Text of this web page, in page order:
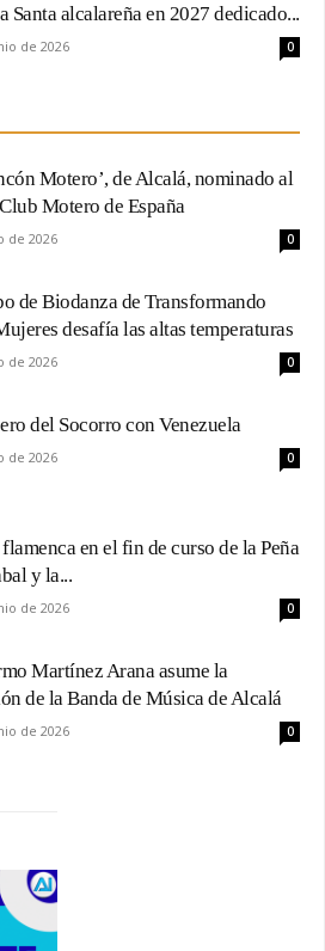
Santa alcalareña en 2027 dedicado...
de 2026 0
Motero’, de Alcalá, nominado al
Motero de España
de 2026 0
de Biodanza de Transformando
desafía las altas temperaturas
de 2026 0
del Socorro con Venezuela
de 2026 0
en el fin de curso de la Peña
y la...
de 2026 0
Martínez Arana asume la
de la Banda de Música de Alcalá
de 2026 0